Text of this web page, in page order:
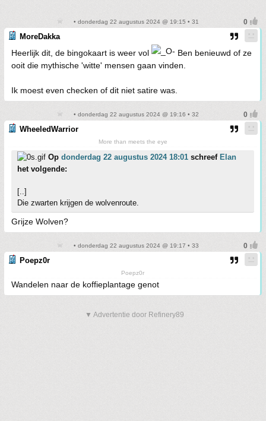
• donderdag 22 augustus 2024 @ 19:15 • 31
MoreDakka
Heerlijk dit, de bingokaart is weer vol
Ben benieuwd of ze
ooit die mythische 'witte' mensen gaan vinden.
Ik moest even checken of dit niet satire was.
• donderdag 22 augustus 2024 @ 19:16 • 32
WheeledWarrior
More than meets the eye
Op donderdag 22 augustus 2024 18:01 schreef Elan
het volgende:
[..]
Die zwarten krijgen de wolvenroute.
Grijze Wolven?
• donderdag 22 augustus 2024 @ 19:17 • 33
Poepz0r
Poepz0r
Wandelen naar de koffieplantage genot
▼ Advertentie door Refinery89